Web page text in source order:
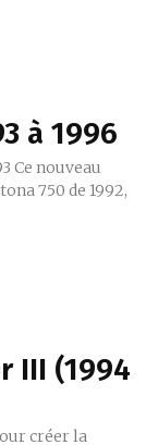
à 1996
750 de 1992,
III (1994